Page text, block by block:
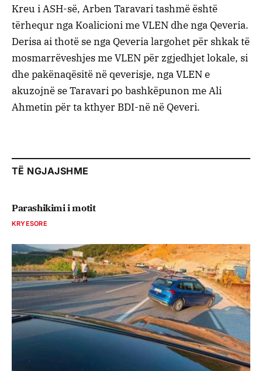
Kreu i ASH-së, Arben Taravari tashmë është
tërhequr nga Koalicioni me VLEN dhe nga Qeveria.
Derisa ai thotë se nga Qeveria largohet për shkak të
mosmarrëveshjes me VLEN për zgjedhjet lokale, si
dhe pakënaqësitë në qeverisje, nga VLEN e
akuzojnë se Taravari po bashkëpunon me Ali
Ahmetin për ta kthyer BDI-në në Qeveri.
TË NGJAJSHME
Parashikimi i motit
KRYESORE